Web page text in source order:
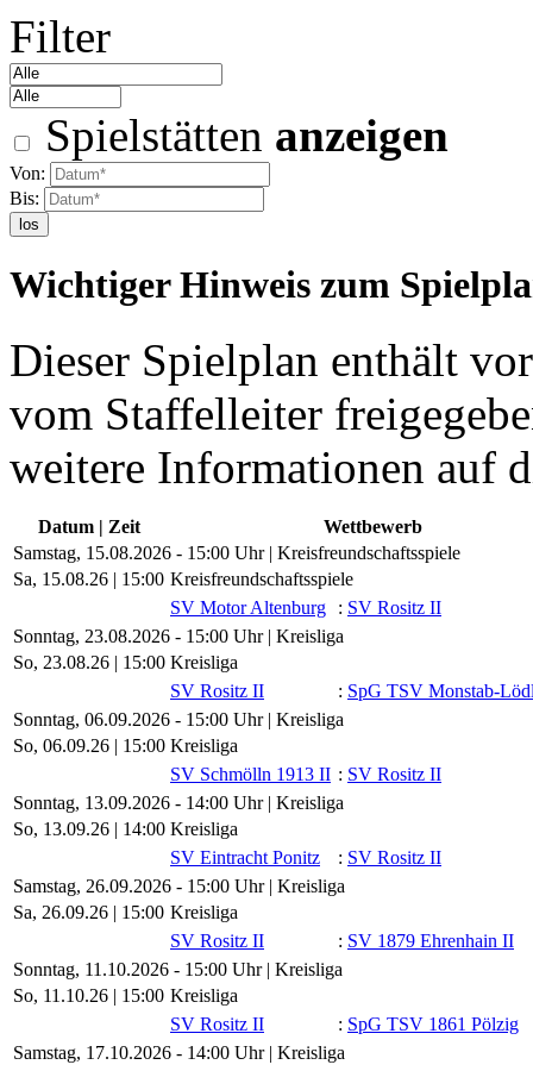
Filter
Spielstätten anzeigen
Von:
Bis:
los
Wichtiger Hinweis zum
Dieser Spielplan enthält
vom Staffelleiter
weitere Informationen auf
Datum | Zeit
Wettbewerb
Samstag, 15.08.2026 - 15:00 Uhr | Kreisfreundschaftsspiele
Sa, 15.08.26 | 15:00 Kreisfreundschaftsspiele
SV Motor Altenburg
: SV Rositz II
Sonntag, 23.08.2026 - 15:00 Uhr | Kreisliga
So, 23.08.26 | 15:00 Kreisliga
SV Rositz II
: SpG TSV Monstab-
Sonntag, 06.09.2026 - 15:00 Uhr | Kreisliga
So, 06.09.26 | 15:00 Kreisliga
SV Schmölln 1913 II : SV Rositz II
Sonntag, 13.09.2026 - 14:00 Uhr | Kreisliga
So, 13.09.26 | 14:00 Kreisliga
SV Eintracht Ponitz
: SV Rositz II
Samstag, 26.09.2026 - 15:00 Uhr | Kreisliga
Sa, 26.09.26 | 15:00 Kreisliga
SV Rositz II
: SV 1879 Ehrenhain II
Sonntag, 11.10.2026 - 15:00 Uhr | Kreisliga
So, 11.10.26 | 15:00 Kreisliga
SV Rositz II
: SpG TSV 1861 Pölzig
Samstag, 17.10.2026 - 14:00 Uhr | Kreisliga